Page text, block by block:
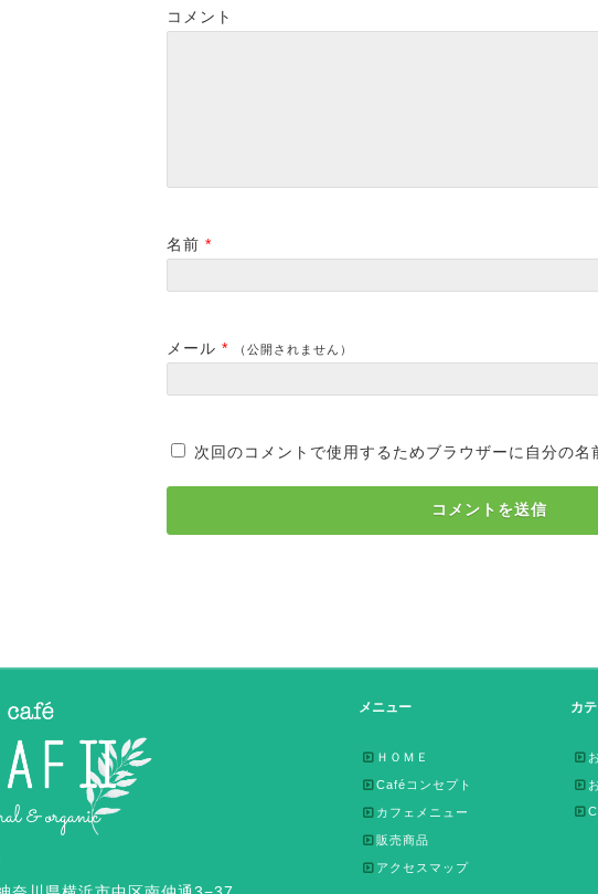
コメント
名前 *
メール * （公開されません）
次回のコメントで使用するためブラウザーに自分の名
メニュー
ＨＯＭＥ
Caféコンセプト
カフェメニュー
販売商品
アクセスマップ
カ